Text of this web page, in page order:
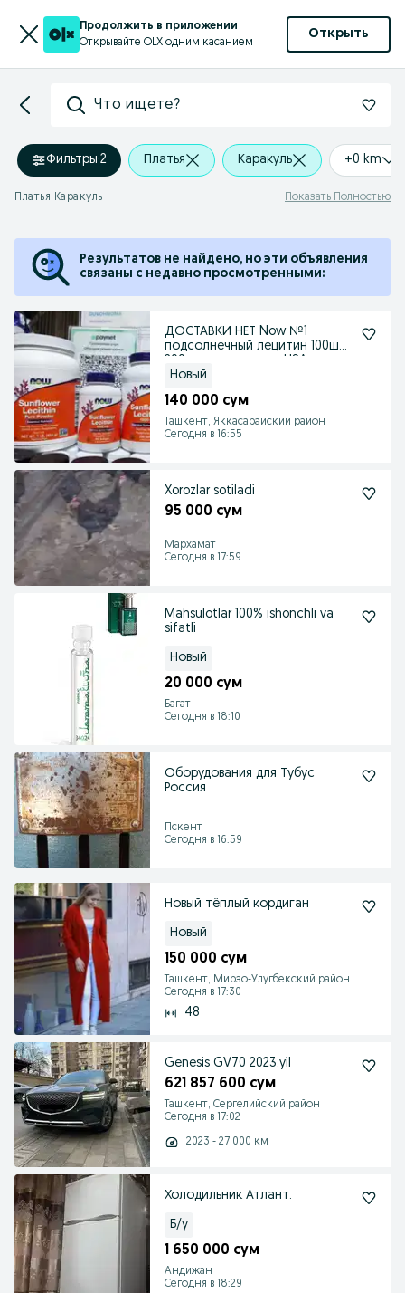
Продолжить в приложении
Открывайте OLX одним касанием
Открыть
Что ищете?
Фильтры·2 Платья Каракуль +0 km
Платья Каракуль Показать Полностью
Результатов не найдено, но эти объявления
связаны с недавно просмотренными:
ДОСТАВКИ НЕТ Now №1
подсолнечный лецитин 100шт,
Новый
140 000 сум
Ташкент, Яккасарайский район
Сегодня в 16:55
Xorozlar sotiladi
95 000 сум
Мархамат
Сегодня в 17:59
Mahsulotlar 100% ishonchli va
sifatli
Новый
20 000 сум
Багат
Сегодня в 18:10
Оборудования для Тубус
Россия
Пскент
Сегодня в 16:59
Новый тёплый кордиган
Новый
150 000 сум
Ташкент, Мирзо-Улугбекский район
Сегодня в 17:30
48
Genesis GV70 2023.yil
621 857 600 сум
Ташкент, Сергелийский район
Сегодня в 17:02
2023 - 27 000 км
Холодильник Атлант.
Б/у
1 650 000 сум
Андижан
Сегодня в 18:29